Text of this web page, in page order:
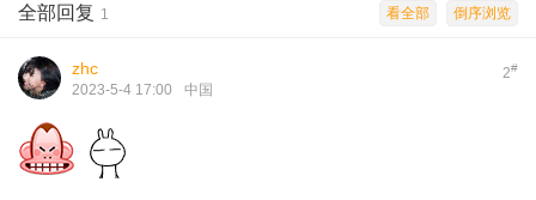
倒序浏览
看全部
全部回复 1
2#
zhc
2023-5-4 17:00 中国